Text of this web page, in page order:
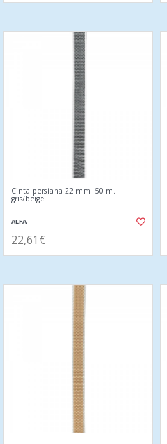
Cinta persiana 22 mm. 50 m.
gris/beige
ALFA
22,61€